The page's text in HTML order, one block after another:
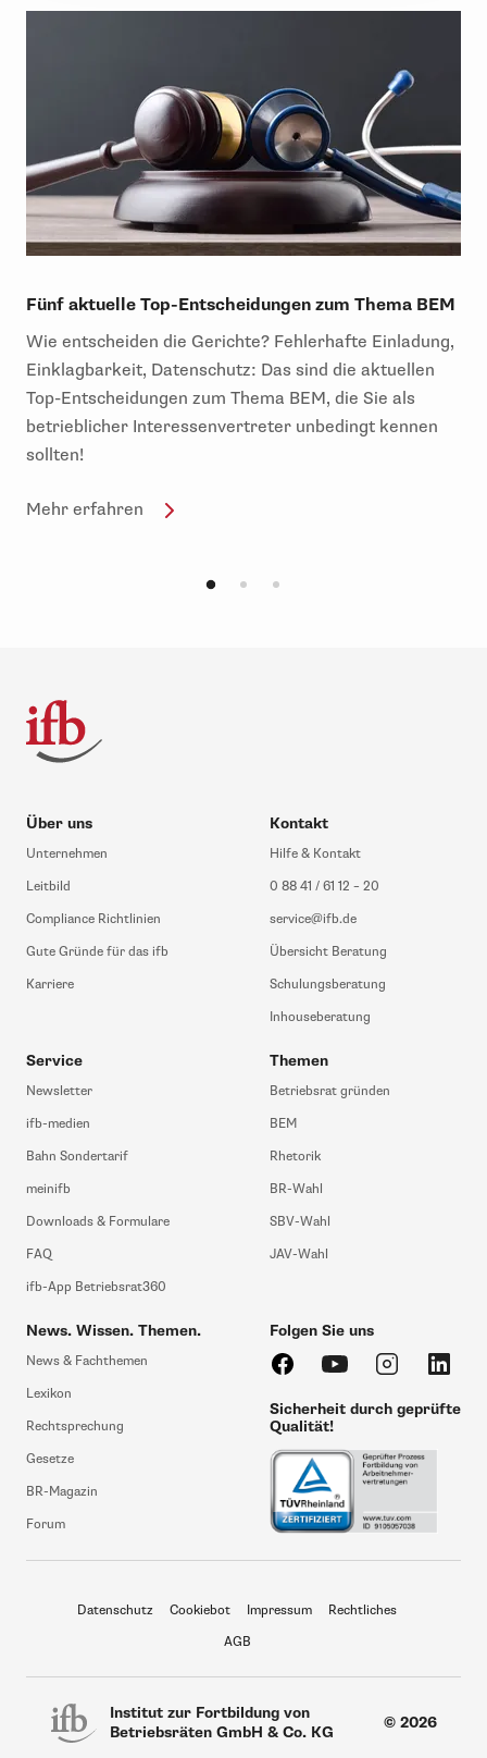
Fünf aktuelle Top-Entscheidungen zum Thema BEM
Wie entscheiden die Gerichte? Fehlerhafte Einladung,
Einklagbarkeit, Datenschutz: Das sind die aktuellen
Top-Entscheidungen zum Thema BEM, die Sie als
betrieblicher Interessenvertreter unbedingt kennen
sollten!
Mehr erfahren
Über uns
Unternehmen
Leitbild
Compliance Richtlinien
Gute Gründe für das ifb
Karriere
Kontakt
Hilfe & Kontakt
0 88 41 / 61 12 – 20
service@ifb.de
Übersicht Beratung
Schulungsberatung
Inhouseberatung
Service
Newsletter
ifb-medien
Bahn Sondertarif
meinifb
Downloads & Formulare
FAQ
ifb-App Betriebsrat360
Themen
Betriebsrat gründen
BEM
Rhetorik
BR-Wahl
SBV-Wahl
JAV-Wahl
News. Wissen. Themen.
News & Fachthemen
Lexikon
Rechtsprechung
Gesetze
BR-Magazin
Forum
Folgen Sie uns
Sicherheit durch geprüfte
Qualität!
Institut zur Fortbildung von
Betriebsräten GmbH & Co. KG
© 2026
Datenschutz Cookiebot Impressum
Rechtliches
AGB